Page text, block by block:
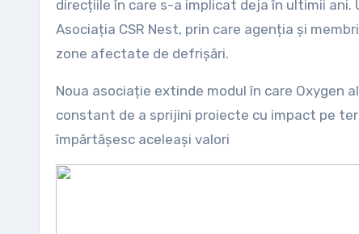
direcțiile în care s-a implicat deja în ultimii ani.
Asociația CSR Nest, prin care agenția și
zone afectate de defrișări.
Noua asociație extinde modul în care Oxygen
constant de a sprijini proiecte cu impact pe
împărtășesc aceleași valori